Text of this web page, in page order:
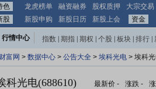
色 龙虎榜单 融资融券 股权质押 大宗交易
股
新股申购 新股日历 新股上会 资金
行情中心 指数 期指 期权 个股 板块 排行
富网 > 数据中心 > 公告大全 > 埃科光电 > 埃科
科光电(688610) 最新价 - 涨跌 -